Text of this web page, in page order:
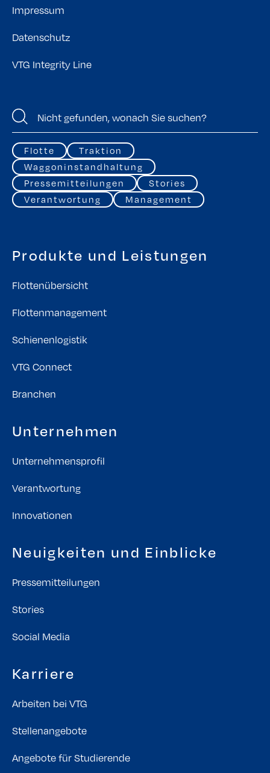
Impressum
Datenschutz
VTG Integrity Line
Flotte
Traktion
Waggoninstandhaltung
Pressemitteilungen
Stories
Verantwortung
Management
Produkte und Leistungen
Flottenübersicht
Flottenmanagement
Schienenlogistik
VTG Connect
Branchen
Unternehmen
Unternehmensprofil
Verantwortung
Innovationen
Neuigkeiten und Einblicke
Pressemitteilungen
Stories
Social Media
Karriere
Arbeiten bei VTG
Stellenangebote
Angebote für Studierende